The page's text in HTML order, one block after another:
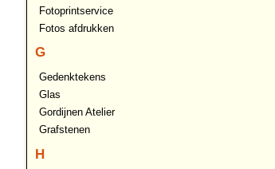
Fotoprintservice
Fotos afdrukken
G
Gedenktekens
Glas
Gordijnen Atelier
Grafstenen
H